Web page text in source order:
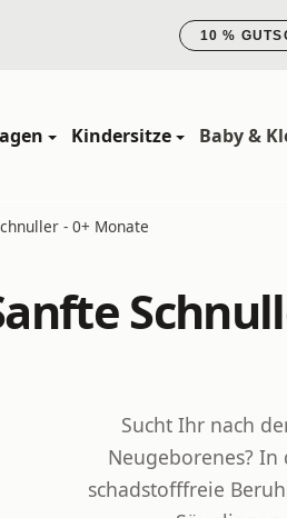
10 %
Kindersitze Baby &
- 0+ Monate
Sucht Ihr nach
Neugeborenes?
schadstofffreie